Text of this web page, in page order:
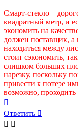
Смарт-стекло –
квадратный метр, и
экономить на
должен поставщик, а
находиться между
стоит сэкономить,
слишком больших
нарезку, поскольку
привести к потере
возможно, проходить
к
началу
Ответить